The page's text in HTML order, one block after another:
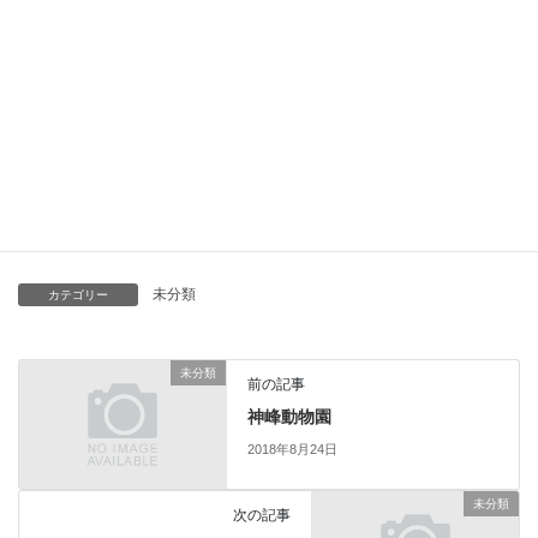
カテゴリー 未分類
未分類
前の記事
神峰動物園
2018年8月24日
未分類
次の記事